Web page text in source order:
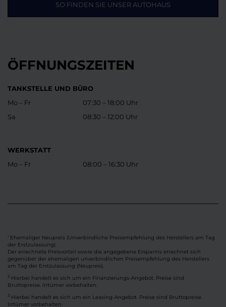
SO FINDEN SIE UNSER AUTOHAUS
ÖFFNUNGSZEITEN
TANKSTELLE UND BÜRO
Mo – Fr
Sa
07:30 – 18:00 Uhr
08:30 – 12:00 Uhr
WERKSTATT
Mo – Fr
08:00 – 16:30 Uhr
Ehemaliger Neupreis (Unverbindliche Preisempfehlung des Herstellers am Tag
der Erstzulassung).
Der errechnete Preisvorteil sowie die angegebene Ersparnis errechnet sich
gegenüber der ehemaligen unverbindlichen Preisempfehlung des Herstellers
am Tag der Erstzulassung (Neupreis).
2 Hierbei handelt es sich um ein Finanzierungs-Angebot. Preise sind
Bruttopreise. Irrtümer vorbehalten.
3 Hierbei handelt es sich um ein Leasing-Angebot. Preise sind Bruttopreise.
Irrtümer vorbehalten.